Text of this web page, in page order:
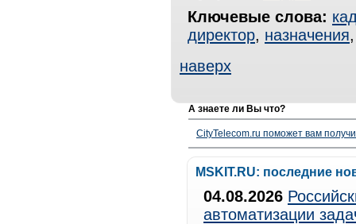
Ключевые слова:
директор, назначения
наверх
А знаете ли Вы что?
CityTelecom.ru поможет вам
MSKIT.RU: последние
04.08.2026
автоматизации